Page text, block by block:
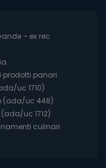
– ex rec
prodotti panari
uc 1710)
(ada/uc 448)
uc 1712)
culinari